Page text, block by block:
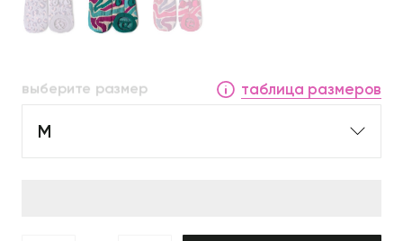
выберите размер
M
таблица размеров